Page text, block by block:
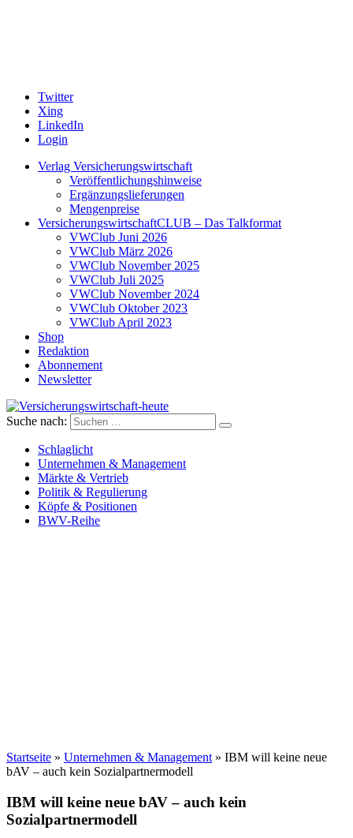
Twitter
Xing
LinkedIn
Login
Verlag Versicherungswirtschaft
Veröffentlichungshinweise
Ergänzungslieferungen
Mengenpreise
VersicherungswirtschaftCLUB – Das Talkformat
VWClub Juni 2026
VWClub März 2026
VWClub November 2025
VWClub Juli 2025
VWClub November 2024
VWClub Oktober 2023
VWClub April 2023
Shop
Redaktion
Abonnement
Newsletter
Versicherungswirtschaft-heute
Suche nach:
Schlaglicht
Unternehmen & Management
Märkte & Vertrieb
Politik & Regulierung
Köpfe & Positionen
BWV-Reihe
Startseite » Unternehmen & Management » IBM will keine neue
bAV – auch kein Sozialpartnermodell
IBM will keine neue bAV – auch kein
Sozialpartnermodell